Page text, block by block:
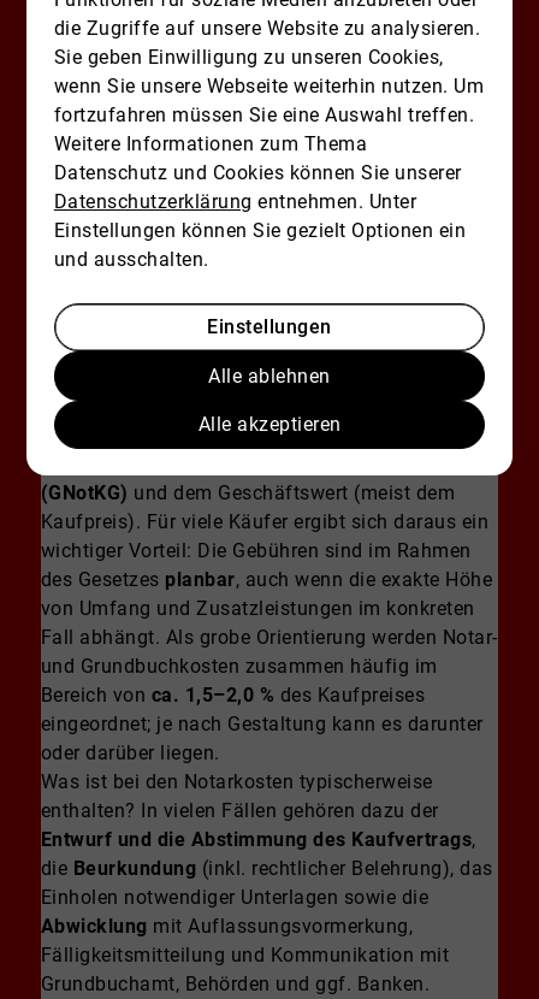
durchrechnen möchten, schreiben oder rufen Sie
uns beiKeller Williams Germanygern an.
Notarkosten 2026: Wofür Sie
bezahlen – und was meist
inklusive ist
Leistungen rund um Kaufvertrag, Beurkundung
und Abwicklung; Orientierung an typischen
Kostenrahmen nach GNotKG (ohne starre
Beim Immobilienkauf in Deutschland führt am
Notartermin kein Weg vorbei: DerKaufvertrag
muss notariell beurkundetwerden. Die
Notarkosten
sind dabei keine frei verhandelbaren
„Servicepreise“, sondern richten sich grundsätzlich
(GNotKG) und dem Geschäftswert (meist dem
Kaufpreis). Für viele Käufer ergibt sich daraus ein
wichtiger Vorteil: Die Gebühren sind im Rahmen
des Gesetzes planbar, auch wenn die exakte Höhe
von Umfang und Zusatzleistungen im konkreten
Fall abhängt. Als grobe Orientierung werden Notar-
und Grundbuchkosten zusammen häufig im
Bereich von ca. 1,5–2,0 % des Kaufpreises
eingeordnet; je nach Gestaltung kann es darunter
oder darüber liegen.
Was ist bei den Notarkosten typischerweise
enthalten? In vielen Fällen gehören dazu der
Entwurf und die Abstimmung des Kaufvertrags,
die Beurkundung (inkl. rechtlicher Belehrung), das
Einholen notwendiger Unterlagen sowie die
Abwicklung mit Auflassungsvormerkung,
Fälligkeitsmitteilung und Kommunikation mit
Grundbuchamt, Behörden und ggf. Banken.
die Zugriffe auf unsere Website zu analysieren.
Sie geben Einwilligung zu unseren Cookies,
wenn Sie unsere Webseite weiterhin nutzen. Um
fortzufahren müssen Sie eine Auswahl treffen.
Weitere Informationen zum Thema
Datenschutz und Cookies können Sie unserer
Datenschutzerklärung entnehmen. Unter
Einstellungen können Sie gezielt Optionen ein
und ausschalten.
Einstellungen
Alle ablehnen
Alle akzeptieren